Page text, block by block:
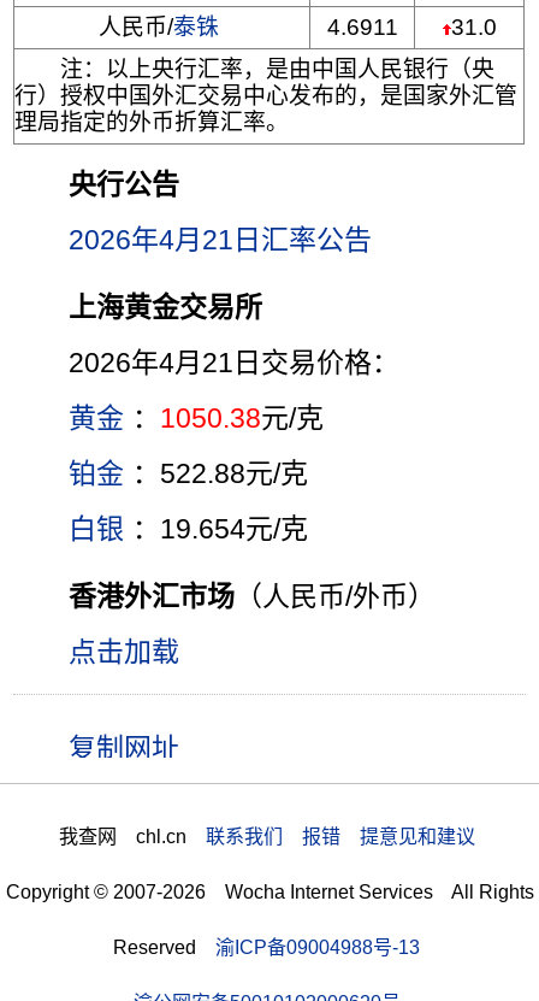
人民币/泰铢 4.6911
31.0
注：以上央行汇率，是由中国人民银行（央
行）授权中国外汇交易中心发布的，是国家外汇管
理局指定的外币折算汇率。
央行公告
2026年4月21日汇率公告
上海黄金交易所
2026年4月21日交易价格：
黄金 ： 1050.38元/克
铂金 ：522.88元/克
白银 ：19.654元/克
香港外汇市场 （人民币/外币）
点击加载
我查网 chl.cn 联系我们 报错 提意见和建议
Copyright © 2007-2026 Wocha Internet Services All Rights
Reserved 渝ICP备09004988号-13